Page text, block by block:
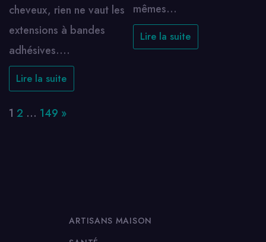
cheveux, rien ne vaut les
extensions à bandes
adhésives.…
Lire la suite
mêmes…
Lire la suite
Page:
1 2 … 149 Next
»
ARTISANS MAISON